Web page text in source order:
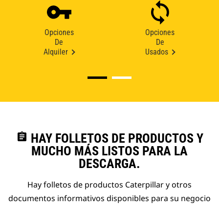
Opciones
De
Alquiler
Opciones
De
Usados
assignment HAY FOLLETOS DE PRODUCTOS Y
MUCHO MÁS LISTOS PARA LA
DESCARGA.
Hay folletos de productos Caterpillar y otros
documentos informativos disponibles para su negocio